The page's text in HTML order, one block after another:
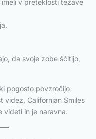
v preteklosti težave
da svoje zobe ščitijo,
pogosto povzročijo
videz, Californian Smiles
videti in je naravna.